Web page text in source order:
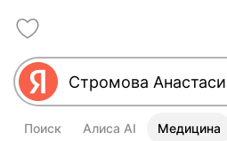
Поиск Алиса AI Медицина